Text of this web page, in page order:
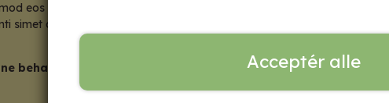
eos dus nobis eveliqui aut invera aut
simet que nis conet quae issit minimillo is
behandling for dig?
Acceptér alle